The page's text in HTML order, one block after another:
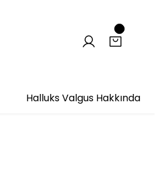
Halluks Valgus Hakkında